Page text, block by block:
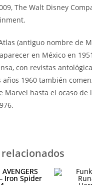
The Walt Disney
(antiguo nombre de
en México en
con revistas
años 1960 también
Marvel hasta el ocaso de